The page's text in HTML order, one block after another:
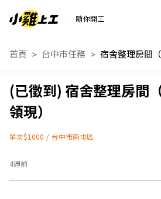
隨你開工
首頁 台中市任務 宿舍整理房間
宿舍整理房間
領現）
單次$1000 / 台中市南屯區
4週前